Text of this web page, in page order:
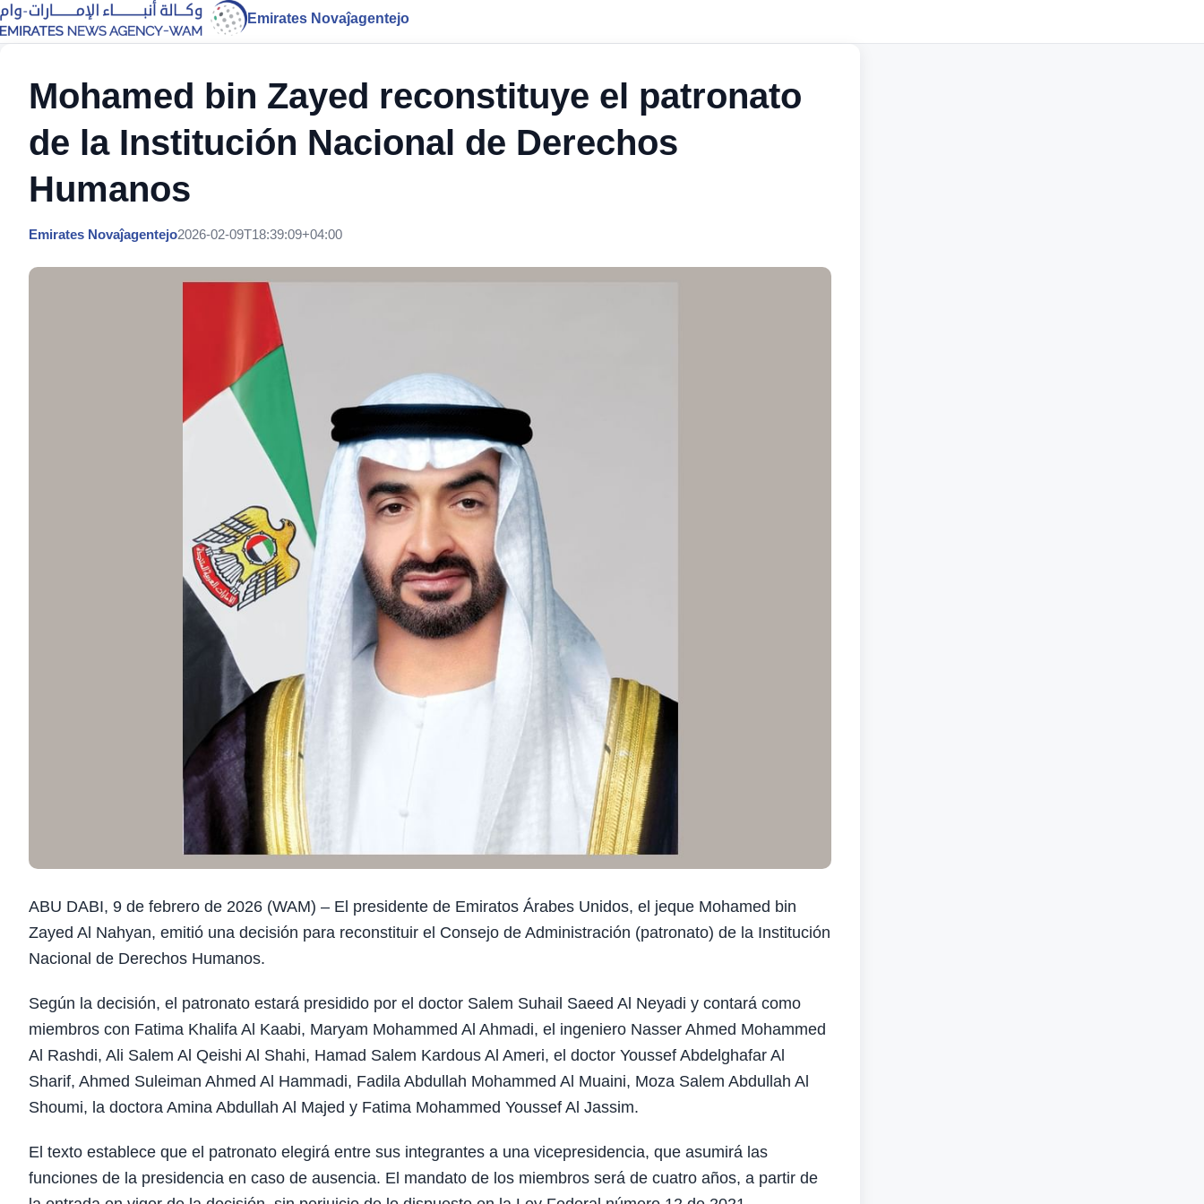
Emirates Novaĵagentejo
Mohamed bin Zayed reconstituye el patronato
de la Institución Nacional de Derechos
Humanos
Emirates Novaĵagentejo2026-02-09T18:39:09+04:00
ABU DABI, 9 de febrero de 2026 (WAM) – El presidente de Emiratos Árabes Unidos, el jeque Mohamed bin
Zayed Al Nahyan, emitió una decisión para reconstituir el Consejo de Administración (patronato) de la Institución
Nacional de Derechos Humanos.
Según la decisión, el patronato estará presidido por el doctor Salem Suhail Saeed Al Neyadi y contará como
miembros con Fatima Khalifa Al Kaabi, Maryam Mohammed Al Ahmadi, el ingeniero Nasser Ahmed Mohammed
Al Rashdi, Ali Salem Al Qeishi Al Shahi, Hamad Salem Kardous Al Ameri, el doctor Youssef Abdelghafar Al
Sharif, Ahmed Suleiman Ahmed Al Hammadi, Fadila Abdullah Mohammed Al Muaini, Moza Salem Abdullah Al
Shoumi, la doctora Amina Abdullah Al Majed y Fatima Mohammed Youssef Al Jassim.
El texto establece que el patronato elegirá entre sus integrantes a una vicepresidencia, que asumirá las
funciones de la presidencia en caso de ausencia. El mandato de los miembros será de cuatro años, a partir de